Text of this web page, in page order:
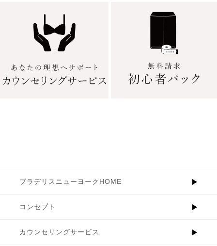
ブラデリスニューヨークHOME
コンセプト
カウンセリングサービス